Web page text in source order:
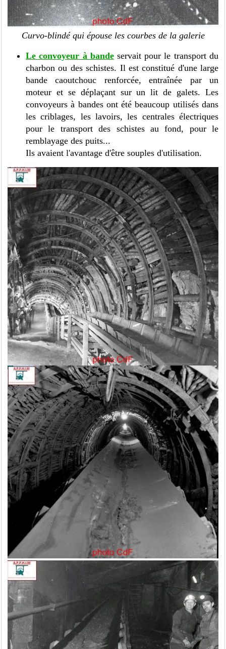
Curvo-blindé qui épouse les courbes de la galerie
Le convoyeur à bandeservait pour le transport du
charbon ou des schistes. Il est constitué d'une large
bande caoutchouc renforcée, entraînée par un
moteur et se déplaçant sur un lit de galets. Les
convoyeurs à bandes ont été beaucoup utilisés dans
les criblages, les lavoirs, les centrales électriques
pour le transport des schistes au fond, pour le
remblayage des puits...
Ils avaient l'avantage d'être souples d'utilisation.